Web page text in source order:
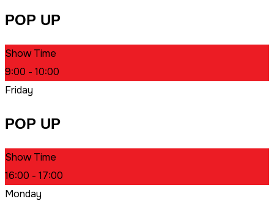
POP UP
Show Time
9:00 - 10:00
Friday
POP UP
Show Time
16:00 - 17:00
Monday